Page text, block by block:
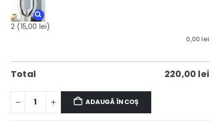
2 (15,00 lei)
0,00lei
Total 220,00 lei
ADAUGĂ ÎN COȘ